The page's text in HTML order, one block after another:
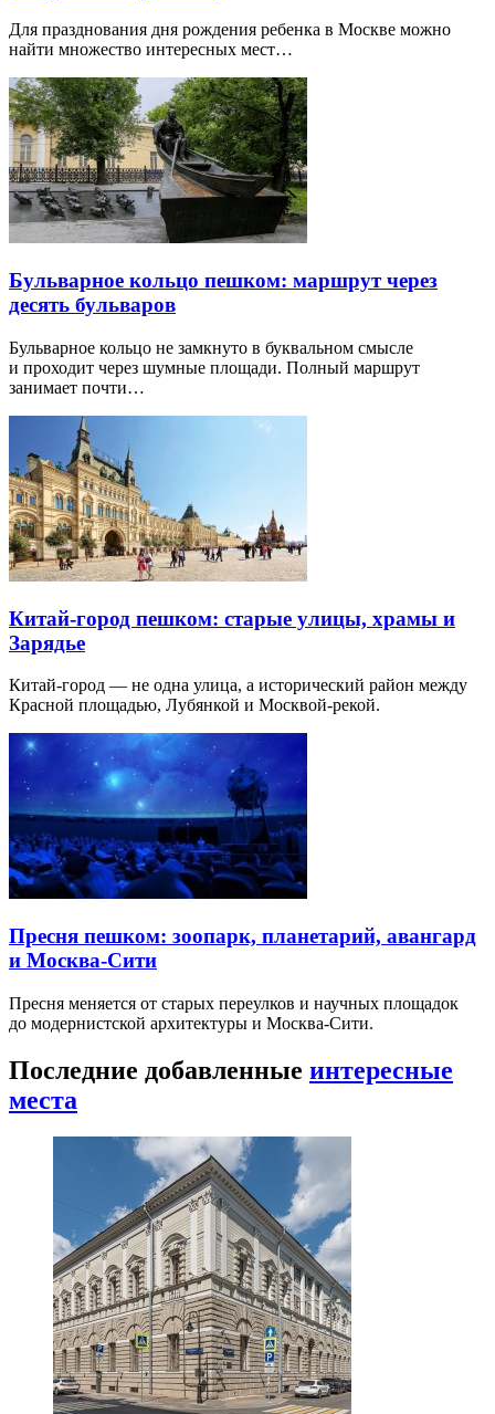
Для празднования дня рождения ребенка в Москве можно
найти множество интересных мест…
Бульварное кольцо пешком: маршрут через
десять бульваров
Бульварное кольцо не замкнуто в буквальном смысле
и проходит через шумные площади. Полный маршрут
занимает почти…
Китай-город пешком: старые улицы, храмы и
Зарядье
Китай-город — не одна улица, а исторический район между
Красной площадью, Лубянкой и Москвой-рекой.
Пресня пешком: зоопарк, планетарий, авангард
и Москва-Сити
Пресня меняется от старых переулков и научных площадок
до модернистской архитектуры и Москва-Сити.
Последние добавленные интересные
места